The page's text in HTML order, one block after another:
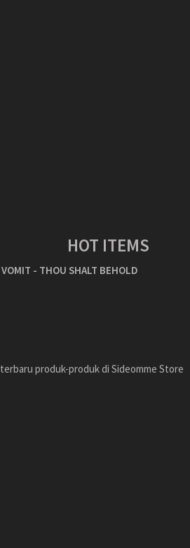
HOT ITEMS
- THOU SHALT BEHOLD
produk-produk di Sideomme Store